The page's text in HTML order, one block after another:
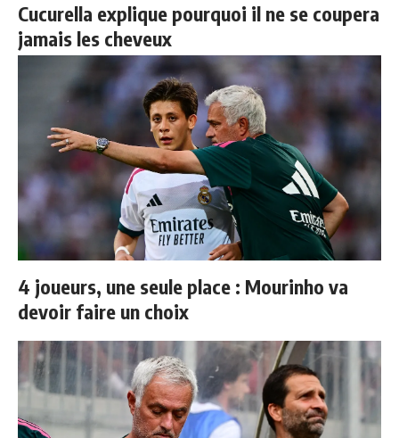
Cucurella explique pourquoi il ne se coupera
jamais les cheveux
4 joueurs, une seule place : Mourinho va
devoir faire un choix